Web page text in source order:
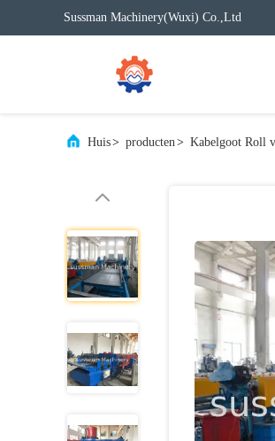
Sussman Machinery(Wuxi) Co.,Ltd
Huis> producten> Kabelgoot Roll